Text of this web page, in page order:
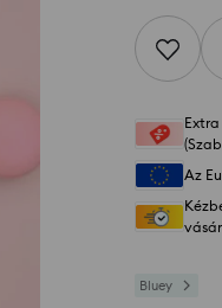
Az
Bluey